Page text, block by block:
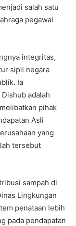
salah satu
pegawai
integritas,
sipil negara
Ia
adalah
pihak
Asli
yang
tersebut
sampah di
Lingkungan
penataan lebih
pada pendapatan